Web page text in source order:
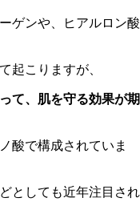
ゲンや、ヒアルロン酸
起こりますが、
て、肌を守る効果が期
酸で構成されていま
としても近年注目され